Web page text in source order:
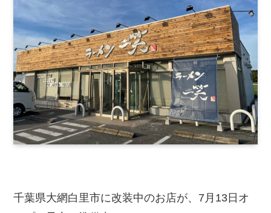
千葉県大網白里市に改装中のお店が、7月13日オ